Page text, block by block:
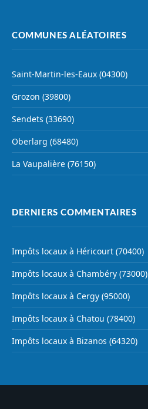
COMMUNES ALÉATOIRES
Saint-Martin-les-Eaux (04300)
Grozon (39800)
Sendets (33690)
Oberlarg (68480)
La Vaupalière (76150)
DERNIERS COMMENTAIRES
Impôts locaux à Héricourt (70400)
Impôts locaux à Chambéry (73000)
Impôts locaux à Cergy (95000)
Impôts locaux à Chatou (78400)
Impôts locaux à Bizanos (64320)